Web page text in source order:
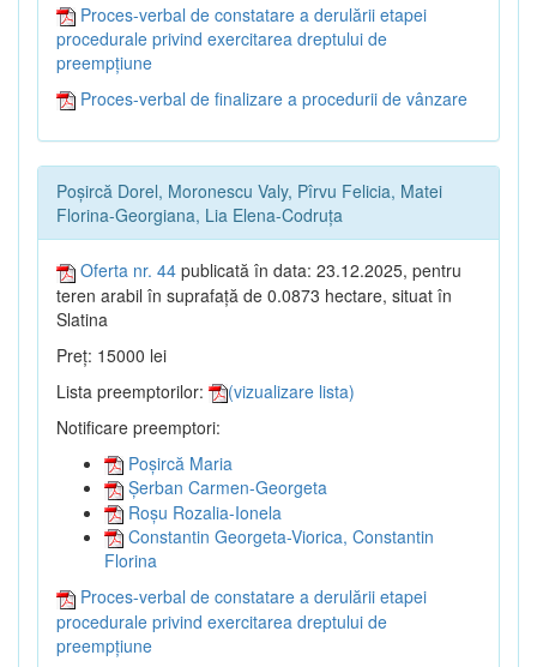
Proces-verbal de constatare a derulării etapei
procedurale privind exercitarea dreptului de
preempțiune
Proces-verbal de finalizare a procedurii de vânzare
Poșircă Dorel, Moronescu Valy, Pîrvu Felicia, Matei
Florina-Georgiana, Lia Elena-Codruța
Oferta nr. 44 publicată în data: 23.12.2025, pentru
teren arabil în suprafață de 0.0873 hectare, situat în
Slatina
Preț: 15000 lei
Lista preemptorilor:
(vizualizare lista)
Notificare preemptori:
Poșircă Maria
Șerban Carmen-Georgeta
Roșu Rozalia-Ionela
Constantin Georgeta-Viorica, Constantin
Florina
Proces-verbal de constatare a derulării etapei
procedurale privind exercitarea dreptului de
preempțiune